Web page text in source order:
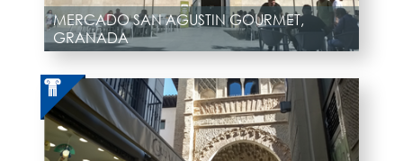
MERCADO SAN AGUSTIN GOURMET,
GRANADA